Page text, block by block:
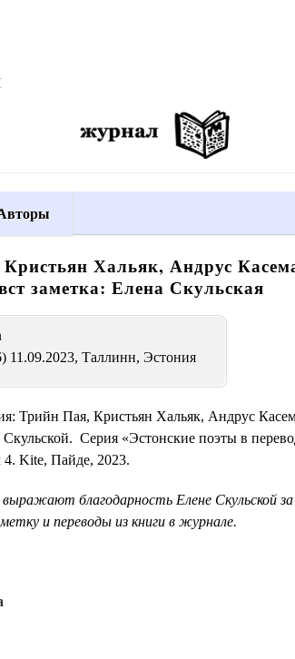
Хальяк, Андрус
заметка: Елена Скульская
11.09.2023, Таллинн, Эстония
Трийн Пая, Кристьян Хальяк, Андрус
Серия «‎Эстонские поэты в
4. Kite, Пайде, 2023.
благодарность Елене Скульской
и переводы из книги в журнале.